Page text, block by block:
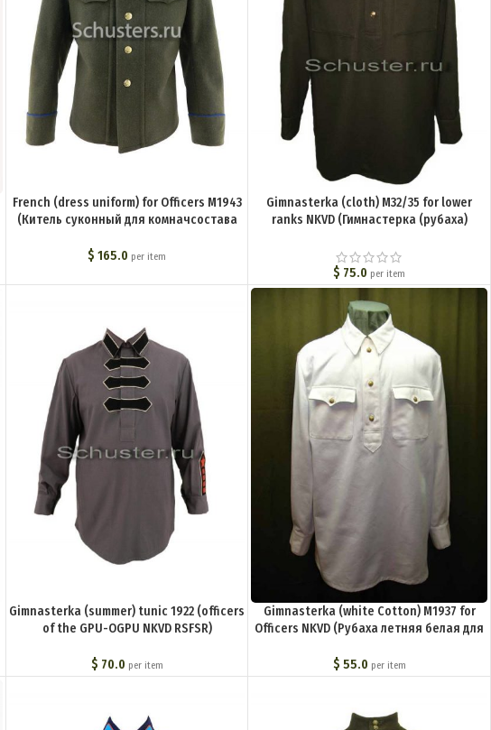
French (dress uniform) for Officers M1943
(Китель суконный для комначсостава
$ 165.0 per item
Gimnasterka (cloth) M32/35 for lower
ranks NKVD (Гимнастерка (рубаха)
32/35 г. (НКВД)) M3-045-U
$ 75.0 per item
Gimnasterka (summer) tunic 1922 (officers
of the GPU-OGPU NKVD RSFSR)
(начальствующего состава ГПУ-ОГПУ
при НКВД РСФСР)) M3-101-U
$ 70.0 per item
Gimnasterka (white Cotton) M1937 for
Officers NKVD (Рубаха летняя белая для
029-U
$ 55.0 per item